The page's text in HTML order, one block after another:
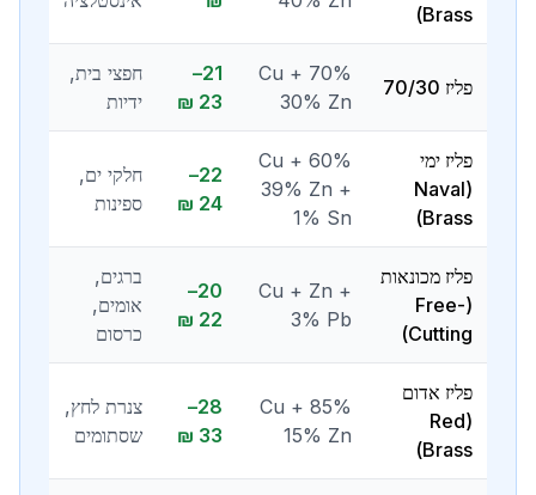
Brass)
פליז 70/30
70% Cu +
30% Zn
21–
23 ₪
חפצי בית,
ידיות
פליז ימי
(Naval
Brass)
60% Cu +
39% Zn +
1% Sn
22–
24 ₪
חלקי ים,
ספינות
פליז מכונאות
(Free-
Cutting)
Cu + Zn +
3% Pb
20–
22 ₪
ברגים,
אומים,
כרסום
פליז אדום
(Red
Brass)
85% Cu +
15% Zn
28–
33 ₪
צנרת לחץ,
שסתומים